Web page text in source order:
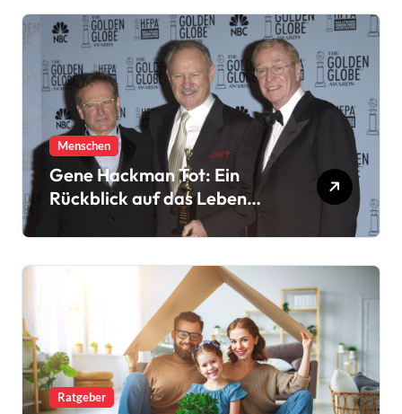
Menschen
Gene Hackman Tot: Ein
Rückblick auf das Leben
eines Filmlegenden
Ratgeber